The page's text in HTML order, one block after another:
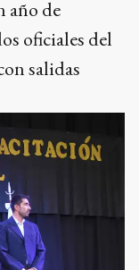
año de
oficiales del
salidas